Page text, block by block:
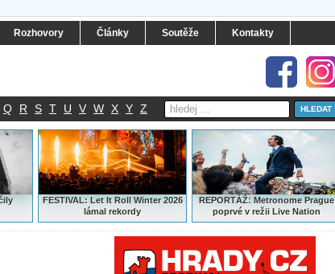
Rozhovory Články Soutěže Kontakty
Q R S T U V W X Y Z
FESTIVAL: Let It Roll Winter 2026
lámal rekordy
REPORTÁŽ:Metronome Prague
poprvé v režii Live Nation